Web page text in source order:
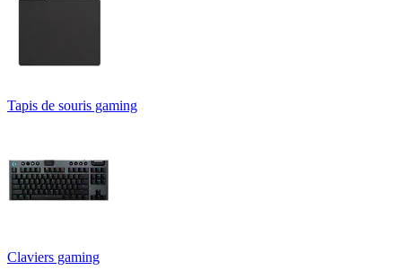
Tapis de souris gaming
Claviers gaming